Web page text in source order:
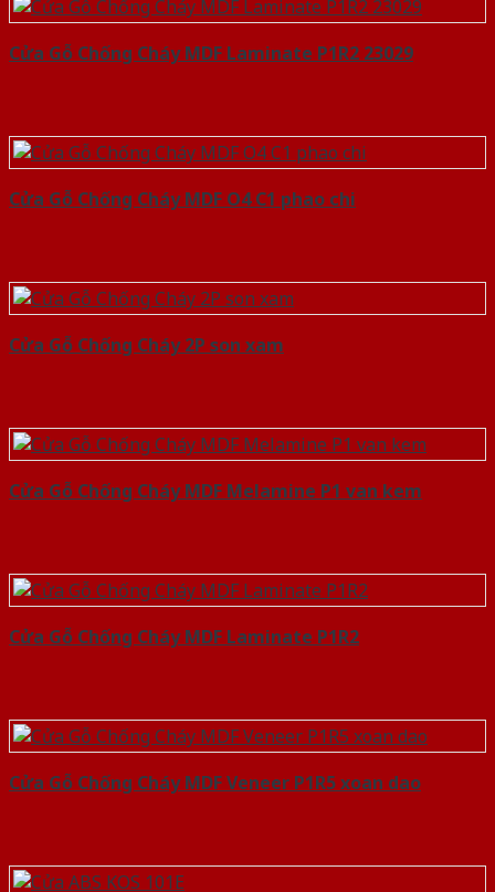
Cửa Gỗ Chống Cháy MDF Laminate P1R2 23029
Cửa Gỗ Chống Cháy MDF O4 C1 phao chi
Cửa Gỗ Chống Cháy 2P son xam
Cửa Gỗ Chống Cháy MDF Melamine P1 van kem
Cửa Gỗ Chống Cháy MDF Laminate P1R2
Cửa Gỗ Chống Cháy MDF Veneer P1R5 xoan dao